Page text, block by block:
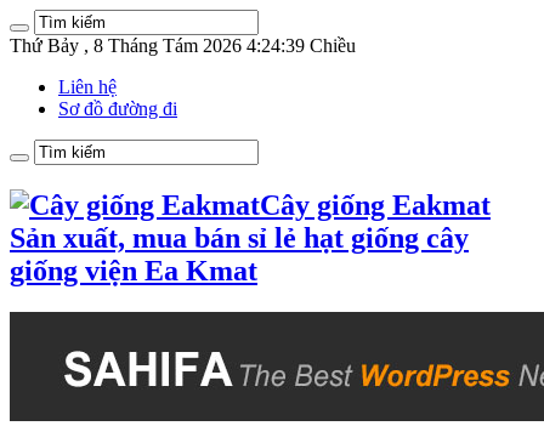
Thứ Bảy , 8 Tháng Tám 2026 4:24:39 Chiều
Liên hệ
Sơ đồ đường đi
Cây giống Eakmat
Sản xuất, mua bán sỉ lẻ hạt giống cây
giống viện Ea Kmat